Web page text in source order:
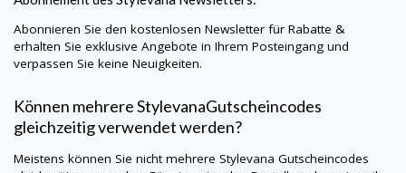
Abonnieren Sie den kostenlosen Newsletter für Rabatte &
erhalten Sie exklusive Angebote in Ihrem Posteingang und
verpassen Sie keine Neuigkeiten.
Können mehrereStylevanaGutscheincodes
gleichzeitig verwendet werden?
Meistens können Sie nicht mehrere Stylevana Gutscheincodes